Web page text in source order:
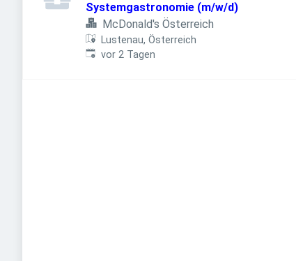
Systemgastronomie (m/w/d)
McDonald's Österreich
Lustenau, Österreich
Veröffentlicht:
vor 2 Tagen